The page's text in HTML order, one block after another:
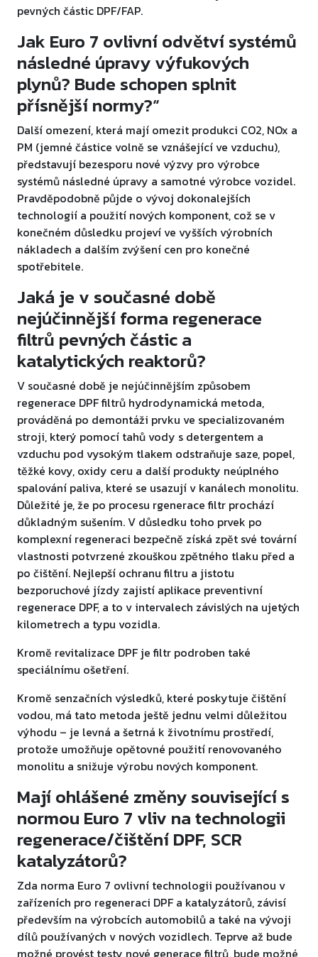
pevných částic DPF/FAP.
Jak Euro 7 ovlivní odvětví systémů
následné úpravy výfukových
plynů? Bude schopen splnit
přísnější normy?“
Další omezení, která mají omezit produkci CO2, NOx a
PM (jemné částice volně se vznášející ve vzduchu),
představují bezesporu nové výzvy pro výrobce
systémů následné úpravy a samotné výrobce vozidel.
Pravděpodobně půjde o vývoj dokonalejších
technologií a použití nových komponent, což se v
konečném důsledku projeví ve vyšších výrobních
nákladech a dalším zvýšení cen pro konečné
spotřebitele.
Jaká je v současné době
nejúčinnější forma regenerace
filtrů pevných částic a
katalytických reaktorů?
V současné době je nejúčinnějším způsobem
regenerace DPF filtrů hydrodynamická metoda,
prováděná po demontáži prvku ve specializovaném
stroji, který pomocí tahů vody s detergentem a
vzduchu pod vysokým tlakem odstraňuje saze, popel,
těžké kovy, oxidy ceru a další produkty neúplného
spalování paliva, které se usazují v kanálech monolitu.
Důležité je, že po procesu rgenerace filtr prochází
důkladným sušením. V důsledku toho prvek po
komplexní regeneraci bezpečně získá zpět své tovární
vlastnosti potvrzené zkouškou zpětného tlaku před a
po čištění. Nejlepší ochranu filtru a jistotu
bezporuchové jízdy zajistí aplikace preventivní
regenerace DPF, a to v intervalech závislých na ujetých
kilometrech a typu vozidla.
Kromě revitalizace DPF je filtr podroben také
speciálnímu ošetření.
Kromě senzačních výsledků, které poskytuje čištění
vodou, má tato metoda ještě jednu velmi důležitou
výhodu – je levná a šetrná k životnímu prostředí,
protože umožňuje opětovné použití renovovaného
monolitu a snižuje výrobu nových komponent.
Mají ohlášené změny související s
normou Euro 7 vliv na technologii
regenerace/čištění DPF, SCR
katalyzátorů?
Zda norma Euro 7 ovlivní technologii používanou v
zařízeních pro regeneraci DPF a katalyzátorů, závisí
především na výrobcích automobilů a také na vývoji
dílů používaných v nových vozidlech. Teprve až bude
možné provést testy nové generace filtrů, bude možné